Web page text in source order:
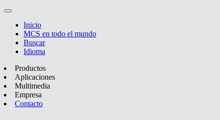
Inicio
MCS en todo el mundo
Buscar
Idioma
Productos
Aplicaciones
Multimedia
Empresa
Contacto